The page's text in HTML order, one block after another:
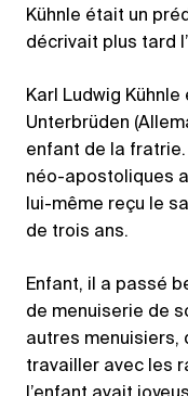
Kühnle était un
décrivait plus tard
Karl Ludwig Kühnle
Unterbrüden
enfant de la
néo-apostoliques
lui-même reçu le
de trois ans.
Enfant, il a passé
de menuiserie de
autres menuisiers,
travailler avec les